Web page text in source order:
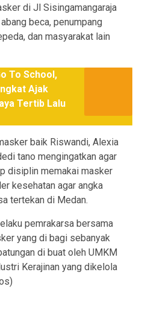
di Jl Sisingamangaraja
beca, penumpang
dan masyarakat lain
To School,
Ajak
Tertib Lalu
baik Riswandi, Alexia
tano mengingatkan agar
disiplin memakai masker
kesehatan agar angka
tertekan di Medan.
pemrakarsa bersama
yang di bagi sebanyak
di buat oleh UMKM
Kerajinan yang dikelola